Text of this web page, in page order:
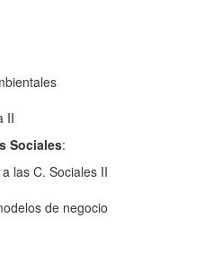
Ambientales
II
Sociales:
las C. Sociales II
de negocio
Arte